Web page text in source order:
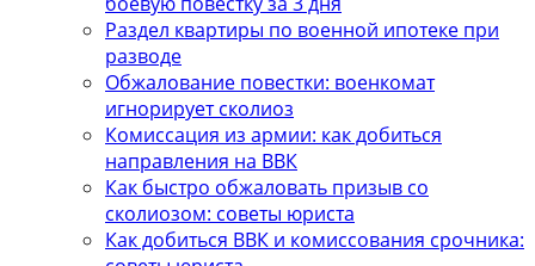
Раздел квартиры по военной ипотеке при
разводе
Обжалование повестки: военкомат
игнорирует сколиоз
Комиссация из армии: как добиться
направления на ВВК
Как быстро обжаловать призыв со
сколиозом: советы юриста
Как добиться ВВК и комиссования срочника: